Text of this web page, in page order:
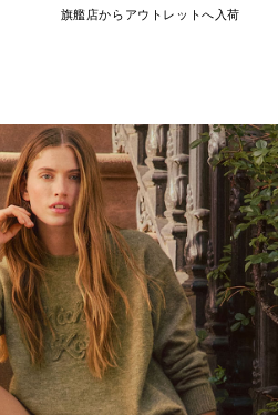
旗艦店からアウトレットへ入荷